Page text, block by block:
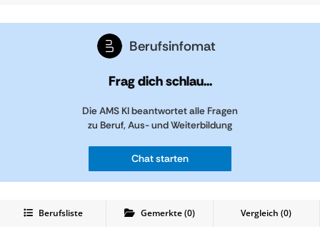
Berufsinfomat
Frag dich schlau...
Die AMS KI beantwortet alle Fragen
zu Beruf, Aus- und Weiterbildung
Chat starten
Berufsliste Gemerkte(0) Vergleich (0)